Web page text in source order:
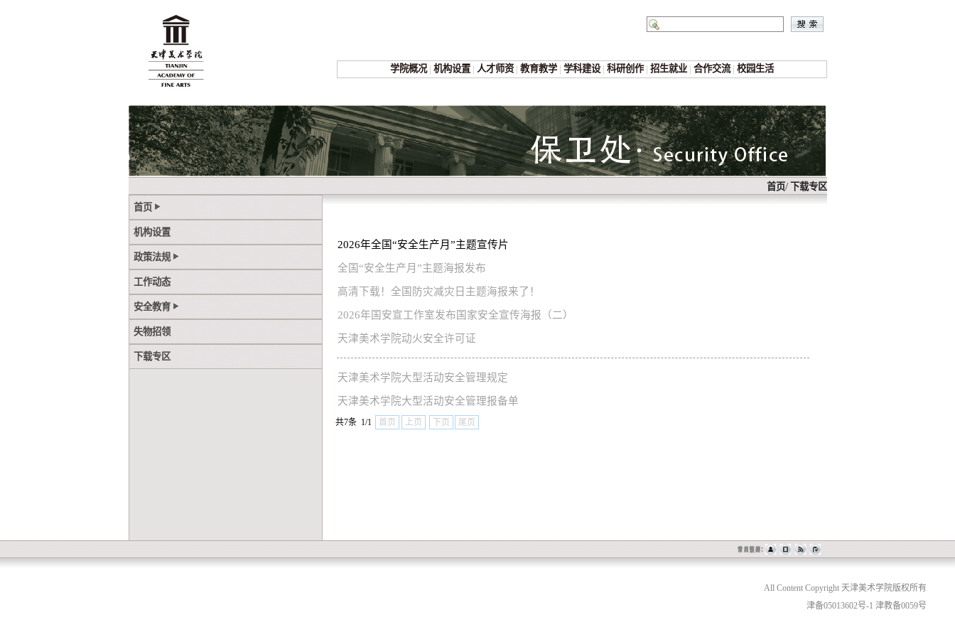
学院概况 | 机构设置 | 人才师资 | 教育教学 | 学科建设 | 科研创作 | 招生就业 | 合作交流 | 校园生活
首页/下载专区
首页
机构设置
政策法规
工作动态
安全教育
失物招领
下载专区
2026年全国“安全生产月”主题宣传片
全国“安全生产月”主题海报发布
高清下载！全国防灾减灾日主题海报来了！
2026年国安宣工作室发布国家安全宣传海报（二）
天津美术学院动火安全许可证
天津美术学院大型活动安全管理规定
天津美术学院大型活动安全管理报备单
共7条 1/1 首页 上页 下页 尾页
All Content Copyright 天津美术学院版权所有
津备05013602号-1 津教备0059号